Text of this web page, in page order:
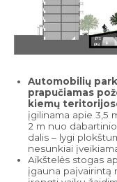
Automobilių
prapučiamas
kiemų
įgilinama apie 3,5
2 m nuo
dalis – lygi
nesunkiai
Aikštelės stogas
įgauna paįvairintą